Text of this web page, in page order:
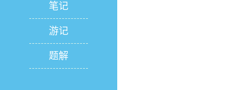
笔记
游记
题解